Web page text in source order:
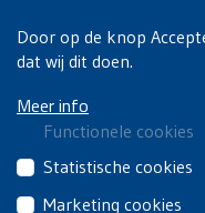
Door op de knop
dat wij dit doen.
Meer info
Functionele cookies
DezeStatistische cookies
DezeMarketing cookies